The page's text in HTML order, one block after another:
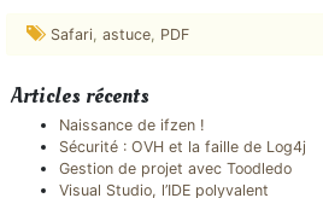
Safari astuce, PDF
Articles récents
Naissance de ifzen !
Sécurité : OVH et la faille de Log4j
Gestion de projet avec Toodledo
Visual Studio, l’IDE polyvalent